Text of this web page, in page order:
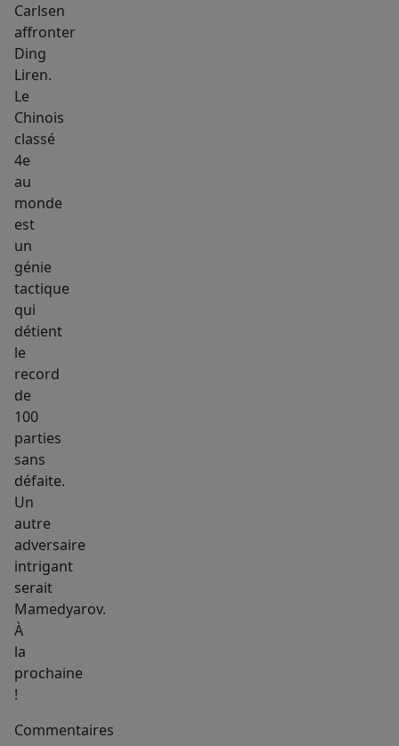
Carlsen
affronter
Ding
Liren.
Le
Chinois
classé
4e
au
monde
est
un
génie
tactique
qui
détient
le
record
de
100
parties
sans
défaite.
Un
autre
adversaire
intrigant
serait
Mamedyarov.
À
la
prochaine
!
Commentaires